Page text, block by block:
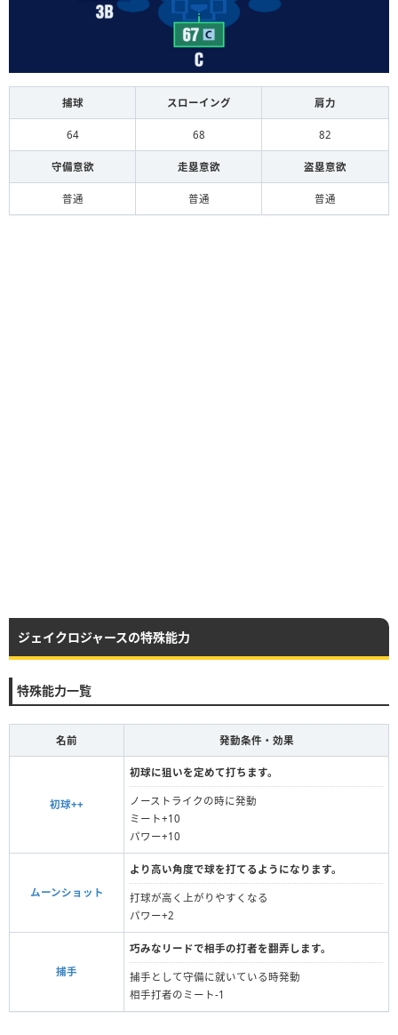
捕球 スローイング 肩力
64 68 82
守備意欲 走塁意欲 盗塁意欲
普通 普通 普通
ジェイクロジャースの特殊能力
特殊能力一覧
名前 発動条件・効果
初球++
初球に狙いを定めて打ちます。
ノーストライクの時に発動
ミート+10
パワー+10
ムーンショット
より高い角度で球を打てるようになります。
打球が高く上がりやすくなる
パワー+2
捕手
巧みなリードで相手の打者を翻弄します。
捕手として守備に就いている時発動
相手打者のミート-1